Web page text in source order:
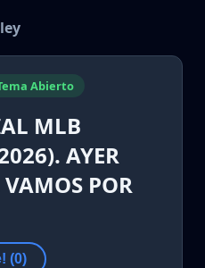
Abierto
MLB
AYER
POR
(0)